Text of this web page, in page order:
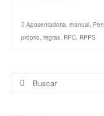
Aposentadoria, manual,
próprio, regras, RPC, RPPS
Buscar
por: